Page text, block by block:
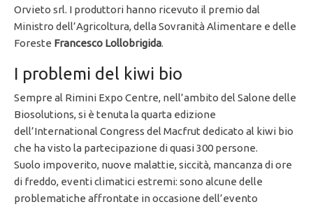
Orvieto srl. I produttori hanno ricevuto il premio dal
Ministro dell’Agricoltura, della Sovranità Alimentare e delle
Foreste Francesco Lollobrigida.
I problemi del kiwi bio
Sempre al Rimini Expo Centre, nell’ambito del Salone delle
Biosolutions, si è tenuta la quarta edizione
dell’International Congress del Macfrut dedicato al kiwi bio
che ha visto la partecipazione di quasi 300 persone.
Suolo impoverito, nuove malattie, siccità, mancanza di ore
di freddo, eventi climatici estremi: sono alcune delle
problematiche affrontate in occasione dell’evento